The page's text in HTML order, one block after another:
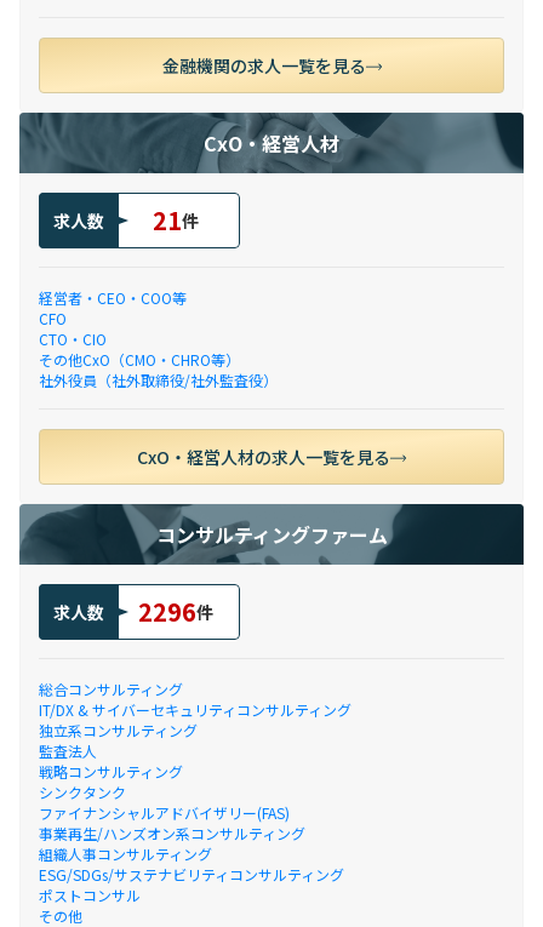
金融機関の求人一覧を見る
CxO・経営人材
求人数 21件
経営者・CEO・COO等
CFO
CTO・CIO
その他CxO（CMO・CHRO等）
社外役員（社外取締役/社外監査役）
CxO・経営人材の求人一覧を見る
コンサルティングファーム
求人数 2296件
総合コンサルティング
IT/DX & サイバーセキュリティコンサルティング
独立系コンサルティング
監査法人
戦略コンサルティング
シンクタンク
ファイナンシャルアドバイザリー(FAS)
事業再生/ハンズオン系コンサルティング
組織人事コンサルティング
ESG/SDGs/サステナビリティコンサルティング
ポストコンサル
その他